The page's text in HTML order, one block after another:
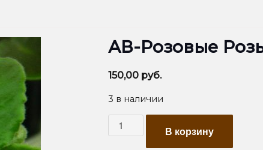
АВ-Розовые
150,00 руб.
3 в наличии
Количество
товара
В корзину